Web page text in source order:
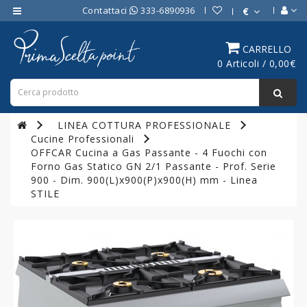
Contattaci 333-6890936 €
CARRELLO
0 Articoli / 0,00€
Category
ATTREZZATURE
BAR
ATTREZZATURE
PROFESSIONALI
CUCINA
LINEA
FORNI
PROFESSIONALI
LINEA
LINEA COTTURA PROFESSIONALE
Cucine Professionali
OFFCAR Cucina a Gas Passante - 4 Fuochi con
Forno Gas Statico GN 2/1 Passante - Prof. Serie
900 - Dim. 900(L)x900(P)x900(H) mm - Linea
STILE